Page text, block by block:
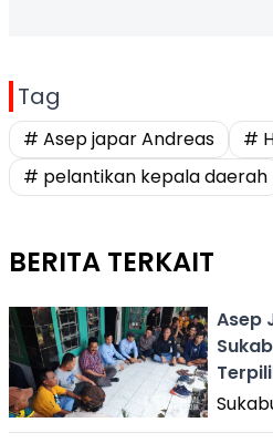
Tag
# Asep japar Andreas
#
# pelantikan kepala daerah
BERITA TERKAIT
Asep